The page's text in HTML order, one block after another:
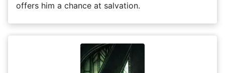
offers him a chance at salvation.